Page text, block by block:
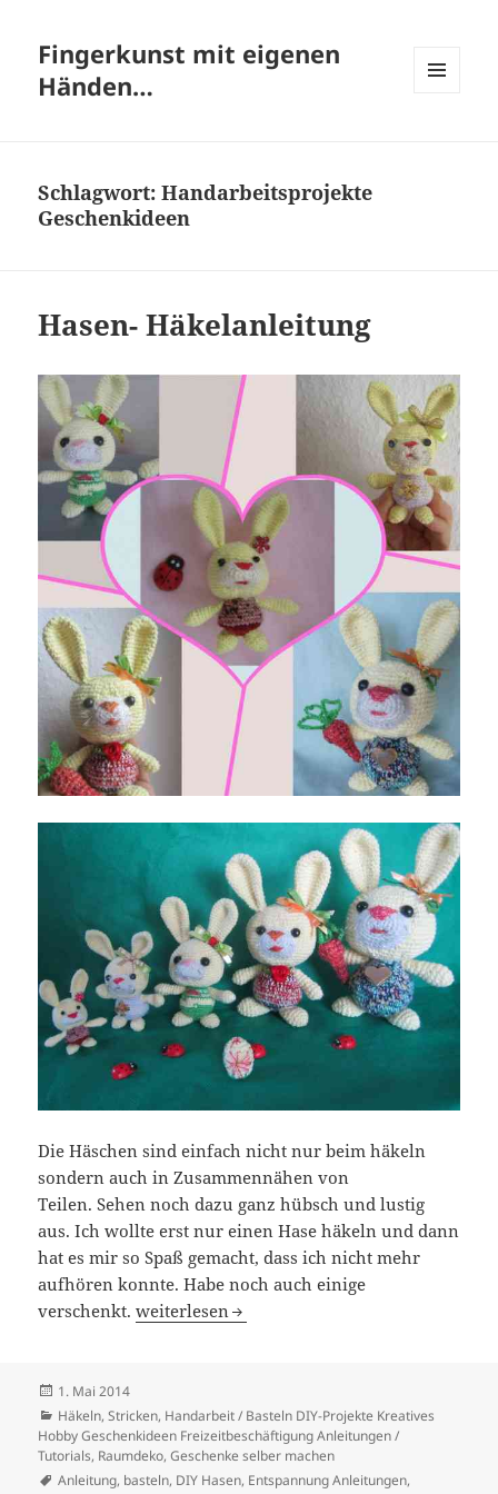
Fingerkunst mit eigenen
Händen…
Schlagwort:Handarbeitsprojekte
Geschenkideen
Hasen- Häkelanleitung
Die Häschen sind einfach nicht nur beim häkeln
sondern auch in Zusammennähen von
Teilen. Sehen noch dazu ganz hübsch und lustig
aus. Ich wollte erst nur einen Hase häkeln und dann
hat es mir so Spaß gemacht, dass ich nicht mehr
aufhören konnte. Habe noch auch einige
verschenkt. Hasen- Häkelanleitung
weiterlesen
Veröffentlicht
am
1. Mai 2014
Kategorien
Häkeln, Stricken, Handarbeit / Basteln DIY-Projekte Kreatives
Hobby Geschenkideen Freizeitbeschäftigung Anleitungen /
Tutorials, Raumdeko, Geschenke selber machen
Schlagwörter
Anleitung, basteln, DIY Hasen, Entspannung Anleitungen,